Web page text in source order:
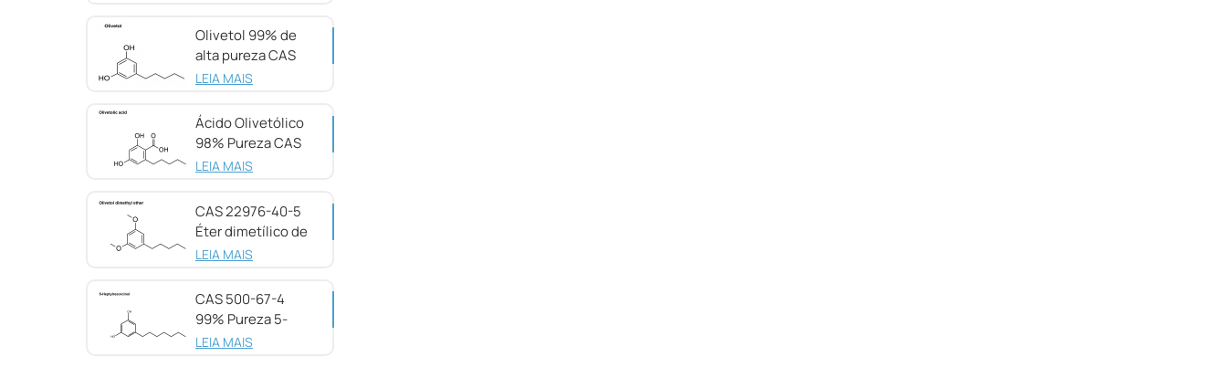
Olivetol 99% de
alta pureza CAS
500-66-3
LEIA MAIS
Ácido Olivetólico
98% Pureza CAS
491-72-5
LEIA MAIS
CAS 22976-40-5
Éter dimetílico de
olivetol, 98%
LEIA MAIS
CAS 500-67-4
99% Pureza 5-
Heptilresorcinol
LEIA MAIS